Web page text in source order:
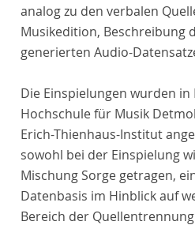
analog zu den verbalen
Musikedition, Beschreibung
generierten Audio-
Die Einspielungen wurden
Hochschule für Musik
Erich-Thienhaus-Institut
sowohl bei der Einspielung
Mischung Sorge getragen,
Datenbasis im Hinblick auf
Bereich der